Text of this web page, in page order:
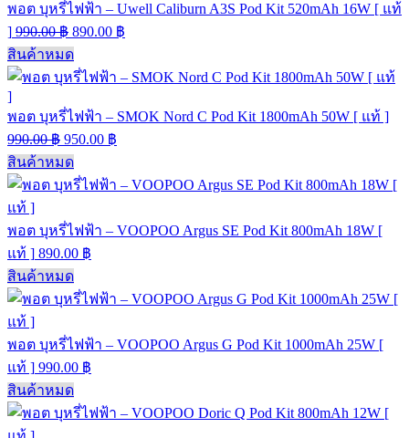
พอต บุหรี่ไฟฟ้า – Uwell Caliburn A3S Pod Kit 520mAh 16W [ แท้
] 990.00฿ 890.00 ฿
สินค้าหมด
พอต บุหรี่ไฟฟ้า – SMOK Nord C Pod Kit 1800mAh 50W [ แท้ ]
990.00฿ 950.00 ฿
สินค้าหมด
พอต บุหรี่ไฟฟ้า – VOOPOO Argus SE Pod Kit 800mAh 18W [
แท้ ] 890.00 ฿
สินค้าหมด
พอต บุหรี่ไฟฟ้า – VOOPOO Argus G Pod Kit 1000mAh 25W [
แท้ ] 990.00 ฿
สินค้าหมด